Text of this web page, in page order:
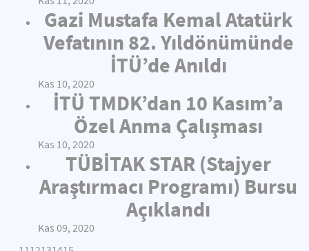
Gazi Mustafa Kemal Atatürk
Vefatının 82. Yıldönümünde
İTÜ’de Anıldı
Kas 10, 2020
İTÜ TMDK’dan 10 Kasım’a
Özel Anma Çalışması
Kas 10, 2020
TÜBİTAK STAR (Stajyer
Araştırmacı Programı) Bursu
Açıklandı
Kas 09, 2020